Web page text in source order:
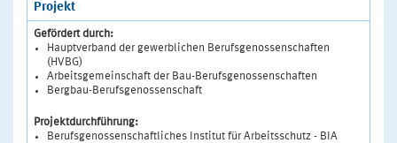
Projekt
Gefördert durch:
Hauptverband der gewerblichen Berufsgenossenschaften
(HVBG)
Arbeitsgemeinschaft der Bau-Berufsgenossenschaften
Bergbau-Berufsgenossenschaft
Projektdurchführung:
Berufsgenossenschaftliches Institut für Arbeitsschutz - BIA